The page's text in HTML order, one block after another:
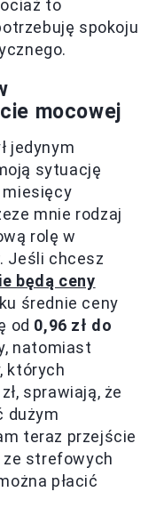
to
spokoju
mocowej
jedynym
sytuację
mnie rodzaj
rolę w
Jeśli chcesz
będą ceny
średnie ceny
od 0,96 zł do
natomiast
których
sprawiają, że
dużym
teraz przejście
ze strefowych
płacić